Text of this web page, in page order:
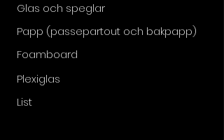
Glas och speglar
Papp (passepartout och bakpapp)
Foamboard
Plexiglas
List